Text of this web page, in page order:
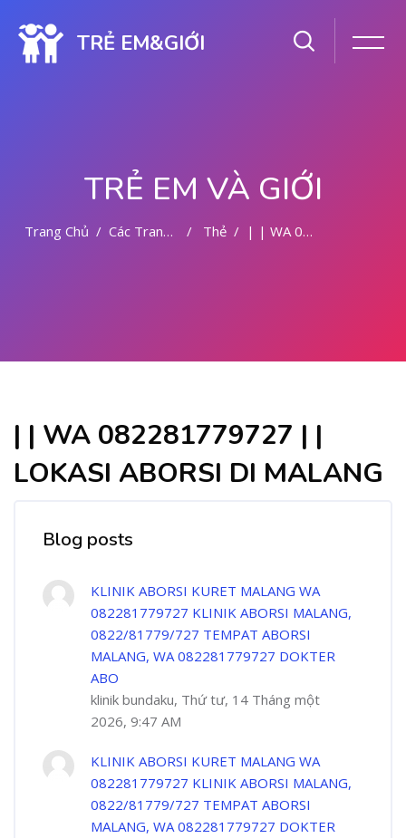
TRẺ EM&GIỚI
TRẺ EM VÀ GIỚI
Trang Chủ Các Trang Của Hệ Thống Thẻ | | WA 082281779727 | | LOKASI ABORSI DI MALANG
| | WA 082281779727 | |
LOKASI ABORSI DI MALANG
Blog posts
KLINIK ABORSI KURET MALANG WA
082281779727 KLINIK ABORSI MALANG,
0822/81779/727 TEMPAT ABORSI
MALANG, WA 082281779727 DOKTER
ABO
klinik bundaku, Thứ tư, 14 Tháng một
2026, 9:47 AM
KLINIK ABORSI KURET MALANG WA
082281779727 KLINIK ABORSI MALANG,
0822/81779/727 TEMPAT ABORSI
MALANG, WA 082281779727 DOKTER